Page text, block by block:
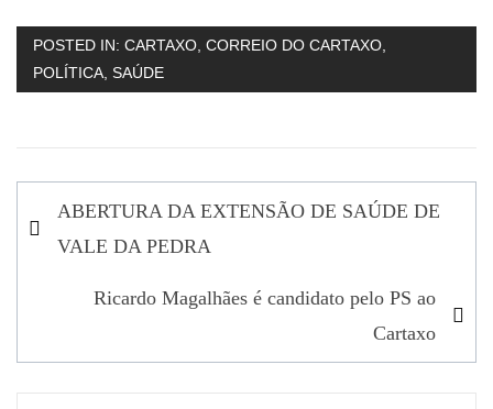
POSTED IN: CARTAXO, CORREIO DO CARTAXO,
POLÍTICA, SAÚDE
Navegação
de
ABERTURA DA EXTENSÃO DE SAÚDE DE
VALE DA PEDRA
Ricardo Magalhães é candidato pelo PS ao
Cartaxo